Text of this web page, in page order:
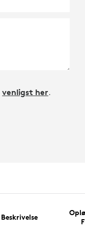
venligst her.
Beskrivelse